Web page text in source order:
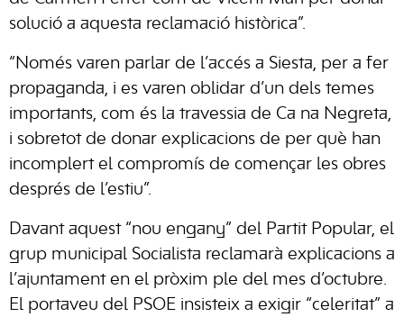
solució a aquesta reclamació històrica”.
“Només varen parlar de l’accés a Siesta, per a fer
propaganda, i es varen oblidar d’un dels temes
importants, com és la travessia de Ca na Negreta,
i sobretot de donar explicacions de per què han
incomplert el compromís de començar les obres
després de l’estiu”.
Davant aquest “nou engany” del Partit Popular, el
grup municipal Socialista reclamarà explicacions a
l’ajuntament en el pròxim ple del mes d’octubre.
El portaveu del PSOE insisteix a exigir “celeritat” a